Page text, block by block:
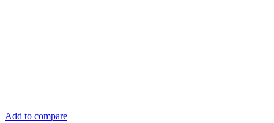
Add to compare